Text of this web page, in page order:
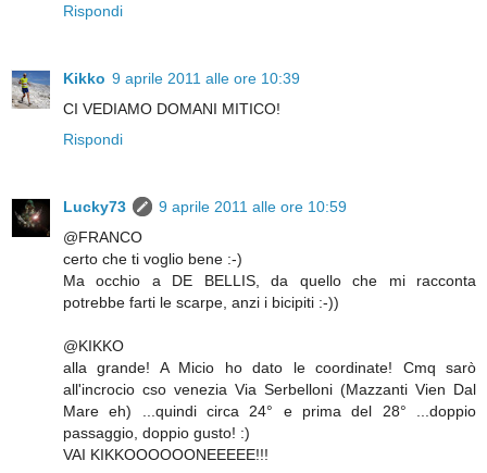
Rispondi
Kikko 9 aprile 2011 alle ore 10:39
CI VEDIAMO DOMANI MITICO!
Rispondi
Lucky73
9 aprile 2011 alle ore 10:59
@FRANCO
certo che ti voglio bene :-)
Ma occhio a DE BELLIS, da quello che mi racconta
potrebbe farti le scarpe, anzi i bicipiti :-))
@KIKKO
alla grande! A Micio ho dato le coordinate! Cmq sarò
all'incrocio cso venezia Via Serbelloni (Mazzanti Vien Dal
Mare eh) ...quindi circa 24° e prima del 28° ...doppio
passaggio, doppio gusto! :)
VAI KIKKOOOOOONEEEEE!!!